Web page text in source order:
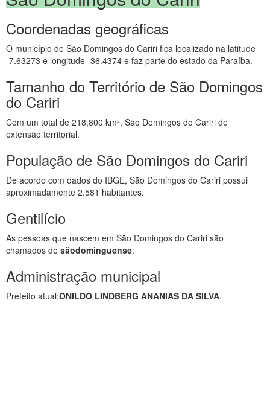
Coordenadas geográficas
O município de São Domingos do Cariri fica localizado na latitude
-7.63273 e longitude -36.4374 e faz parte do estado da Paraíba.
Tamanho do Território de São Domingos
do Cariri
Com um total de 218,800 km², São Domingos do Cariri de
extensão territorial.
População de São Domingos do Cariri
De acordo com dados do IBGE, São Domingos do Cariri possui
aproximadamente 2.581 habitantes.
Gentilício
As pessoas que nascem em São Domingos do Cariri são
chamados de sãodominguense.
Administração municipal
Prefeito atual:ONILDO LINDBERG ANANIAS DA SILVA.